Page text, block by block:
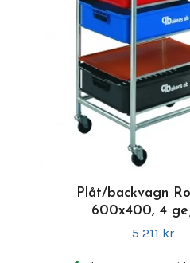
Plåt/backvagn
600x400, 4
5 211 kr